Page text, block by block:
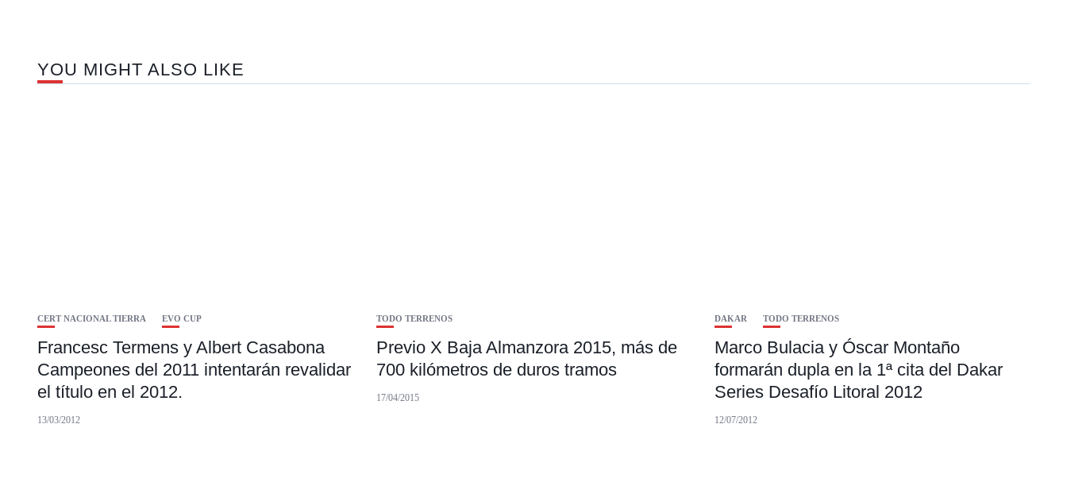
YOU MIGHT ALSO LIKE
CERT NACIONAL TIERRA EVO CUP
Francesc Termens y Albert Casabona
Campeones del 2011 intentarán revalidar
el título en el 2012.
13/03/2012
TODO TERRENOS
Previo X Baja Almanzora 2015, más de
700 kilómetros de duros tramos
17/04/2015
DAKAR TODO TERRENOS
Marco Bulacia y Óscar Montaño
formarán dupla en la 1ª cita del Dakar
Series Desafío Litoral 2012
12/07/2012